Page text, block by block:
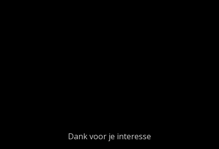
Dank voor je interesse